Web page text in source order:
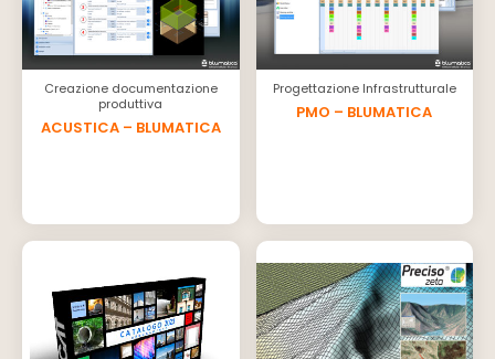
Creazione documentazione
produttiva
ACUSTICA – BLUMATICA
Progettazione Infrastrutturale
PMO – BLUMATICA